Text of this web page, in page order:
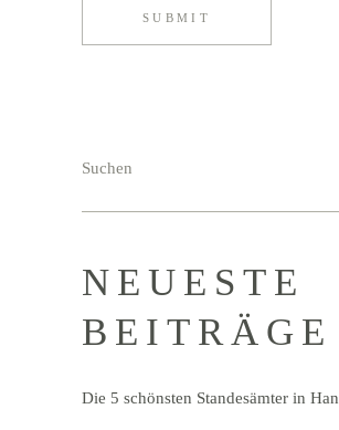
SUBMIT
Suchen
NEUESTE
BEITRÄGE
Die 5 schönsten Standesämter in